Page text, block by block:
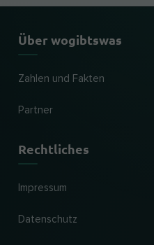
Über wogibtswas
Zahlen und Fakten
Partner
Rechtliches
Impressum
Datenschutz